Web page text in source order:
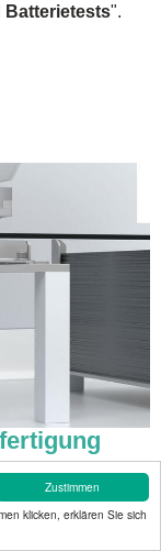
Zustimmen
klicken, erklären Sie sich
Batterietests".